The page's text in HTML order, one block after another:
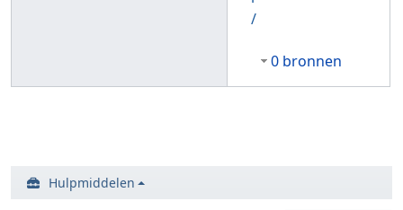
/
0 bronnen
Hulpmiddelen